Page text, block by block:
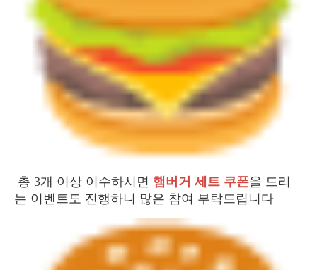
총 3개 이상 이수하시면 햄버거 세트 쿠폰을 드리
는 이벤트도 진행하니 많은 참여 부탁드립니다